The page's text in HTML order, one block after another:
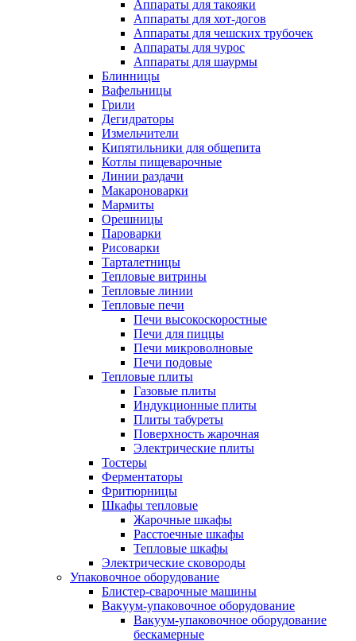
Аппараты для такояки
Аппараты для хот-догов
Аппараты для чешских трубочек
Аппараты для чурос
Аппараты для шаурмы
Блинницы
Вафельницы
Грили
Дегидраторы
Измельчители
Кипятильники для общепита
Котлы пищеварочные
Линии раздачи
Макароноварки
Мармиты
Орешницы
Пароварки
Рисоварки
Тарталетницы
Тепловые витрины
Тепловые линии
Тепловые печи
Печи высокоскоростные
Печи для пиццы
Печи микроволновые
Печи подовые
Тепловые плиты
Газовые плиты
Индукционные плиты
Плиты табуреты
Поверхность жарочная
Электрические плиты
Тостеры
Ферментаторы
Фритюрницы
Шкафы тепловые
Жарочные шкафы
Расстоечные шкафы
Тепловые шкафы
Электрические сковороды
Упаковочное оборудование
Блистер-сварочные машины
Вакуум-упаковочное оборудование
Вакуум-упаковочное оборудование
беcкамерные